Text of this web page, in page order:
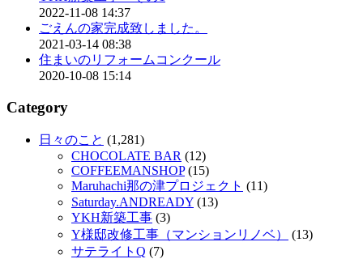
2022-11-08 14:37
ごえんの家完成致しました。
2021-03-14 08:38
住まいのリフォームコンクール
2020-10-08 15:14
Category
日々のこと (1,281)
CHOCOLATE BAR (12)
COFFEEMANSHOP(15)
Maruhachi那の津プロジェクト (11)
Saturday.ANDREADY (13)
YKH新築工事 (3)
Y様邸改修工事（マンションリノベ）
(13)
サテライトQ (7)